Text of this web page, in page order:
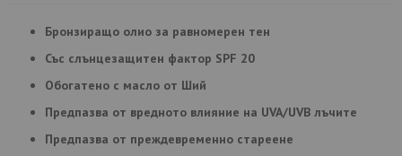
Бронзиращо олио за равномерен тен
Със слънцезащитен фактор SPF 20
Обогатено с масло от Ший
Предпазва от вредното влияние на UVA/UVB лъчите
Предпазва от преждевременно стареене